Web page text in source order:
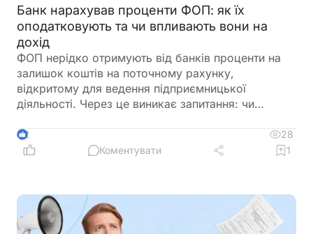
Банк нарахував проценти ФОП: як їх
оподатковують та чи впливають вони на
дохід
ФОП нерідко отримують від банків проценти на
залишок коштів на поточному рахунку,
відкритому для ведення підприємницької
діяльності. Через це виникає запитання: чи
підприємницького доходу та сплачувати з них
податки як із доходу ФОП. Податкове
фізичної особи. Саме тому проценти, нараховані
банком на залишок коштів, мають окремий
порядок оподаткування
2
28
Коментувати
1